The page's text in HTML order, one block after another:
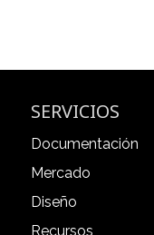
SERVICIOS
Documentación
Mercado
Diseño
Recursos